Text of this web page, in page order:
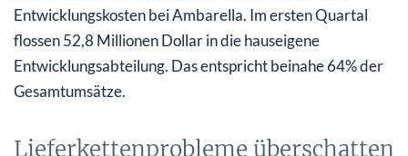
Entwicklungskosten bei Ambarella. Im ersten Quartal
flossen 52,8 Millionen Dollar in die hauseigene
Entwicklungsabteilung. Das entspricht beinahe 64% der
Gesamtumsätze.
Lieferkettenprobleme überschatten